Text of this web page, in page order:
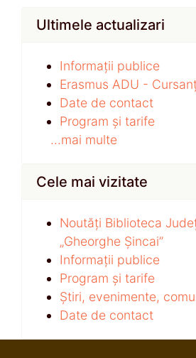
Ultimele actualizari
Informații publice
Erasmus ADU -
Date de contact
Program și tarife
...mai multe
Cele mai vizitate
Noutăți Biblioteca
„Gheorghe Șincai”
Informații publice
Program și tarife
Știri, evenimente,
Date de contact